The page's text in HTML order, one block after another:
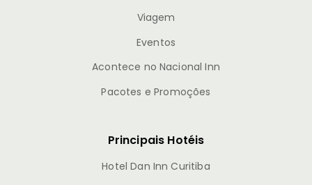
Viagem
Eventos
Acontece no Nacional Inn
Pacotes e Promoções
Principais Hotéis
Hotel Dan Inn Curitiba